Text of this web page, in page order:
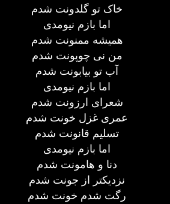
خاک تو گلدونت شدم
اما بازم نیومدی
همیشه ممنونت شدم
من نی چوپونت شدم
آب تو بیابونت شدم
اما بازم نیومدی
شعرای ارزونت شدم
عمری غزل خونت شدم
تسلیم قانونت شدم
اما بازم نیومدی
دنا و هامونت شدم
نزدیکتر از جونت شدم
رگت شدم خونت شدم